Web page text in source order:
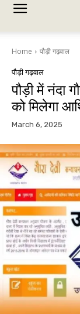
Home पौड़ी गढ़वाल
पौड़ी गढ़वाल
पौड़ी में नंदा
को मिलेगा
March 6, 2025